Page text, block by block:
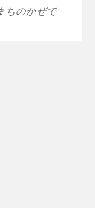
ちのかぜで